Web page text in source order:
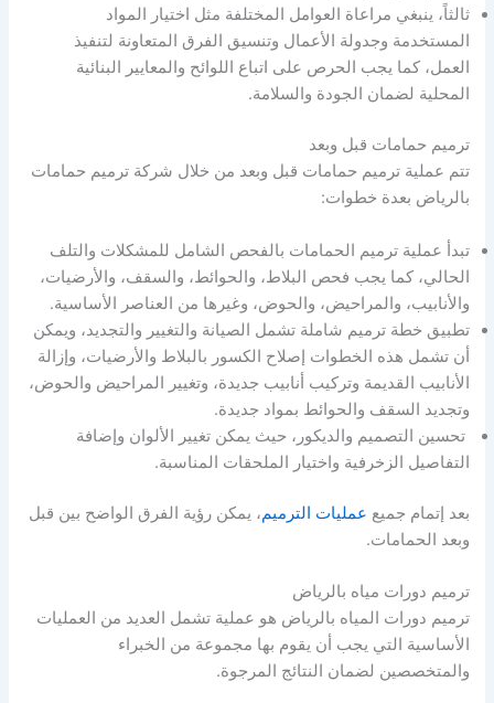
ثالثاً، ينبغي مراعاة العوامل المختلفة مثل اختيار المواد
المستخدمة وجدولة الأعمال وتنسيق الفرق المتعاونة لتنفيذ
العمل، كما يجب الحرص على اتباع اللوائح والمعايير البنائية
المحلية لضمان الجودة والسلامة.
ترميم حمامات قبل وبعد
تتم عملية ترميم حمامات قبل وبعد من خلال شركة ترميم حمامات
بالرياض بعدة خطوات:
تبدأ عملية ترميم الحمامات بالفحص الشامل للمشكلات والتلف
الحالي، كما يجب فحص البلاط، والحوائط، والسقف، والأرضيات،
والأنابيب، والمراحيض، والحوض، وغيرها من العناصر الأساسية.
تطبيق خطة ترميم شاملة تشمل الصيانة والتغيير والتجديد، ويمكن
أن تشمل هذه الخطوات إصلاح الكسور بالبلاط والأرضيات، وإزالة
الأنابيب القديمة وتركيب أنابيب جديدة، وتغيير المراحيض والحوض،
وتجديد السقف والحوائط بمواد جديدة.
تحسين التصميم والديكور، حيث يمكن تغيير الألوان وإضافة
التفاصيل الزخرفية واختيار الملحقات المناسبة.
بعد إتمام جميع عمليات الترميم، يمكن رؤية الفرق الواضح بين قبل
وبعد الحمامات.
ترميم دورات مياه بالرياض
ترميم دورات المياه بالرياض هو عملية تشمل العديد من العمليات
الأساسية التي يجب أن يقوم بها مجموعة من الخبراء
والمتخصصين لضمان النتائج المرجوة.